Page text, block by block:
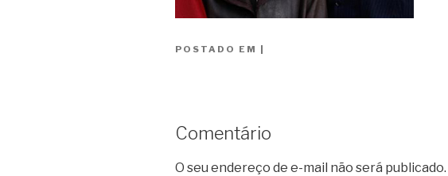
POSTADO EM
Comentário
O seu endereço de e-mail não será publicado.